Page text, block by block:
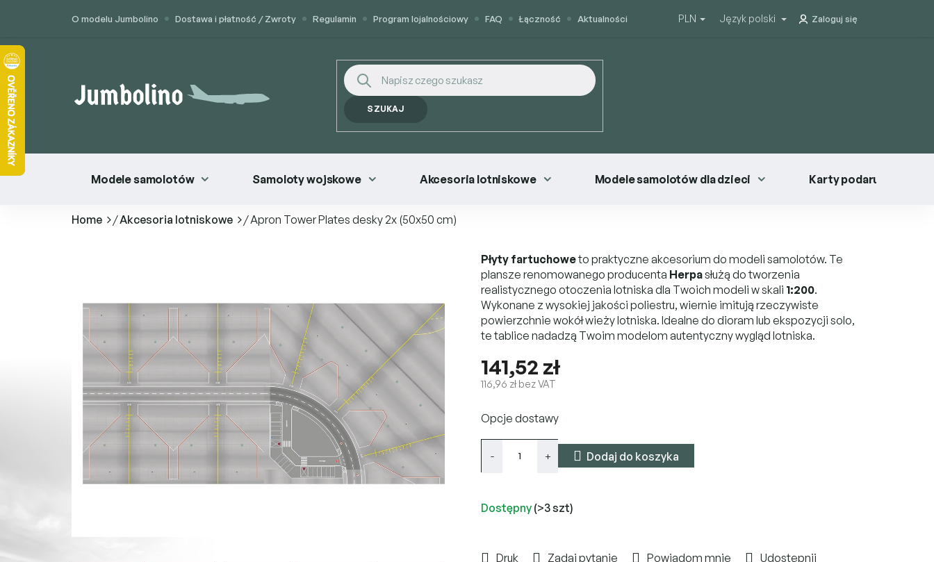
O modelu Jumbolino Dostawa i płatność / Zwroty Regulamin Program lojalnościowy FAQ Łączność Aktualności PLN Język polski Zaloguj się
SZUKAJ
Modele samolotów Samoloty wojskowe Akcesoria lotniskowe Modele samolotów dla dzieci Karty podarunkowe
Home /Akcesoria lotniskowe /Apron Tower Plates desky 2x (50x50 cm)
141,52 zł
116,96 zł bez VAT
jednostkowa:
Dostępny (>3 szt)
Opcje dostawy
Dodaj do koszyka
Płyty fartuchoweto praktyczne akcesorium do modeli samolotów. Te
plansze renomowanego producenta Herpasłużą do tworzenia
realistycznego otoczenia lotniska dla Twoich modeli w skali 1:200.
Wykonane z wysokiej jakości poliestru, wiernie imitują rzeczywiste
powierzchnie wokół wieży lotniska. Idealne do dioram lub ekspozycji solo,
te tablice nadadzą Twoim modelom autentyczny wygląd lotniska.
Druk Zadaj pytanie Powiadom mnie Udostępnij